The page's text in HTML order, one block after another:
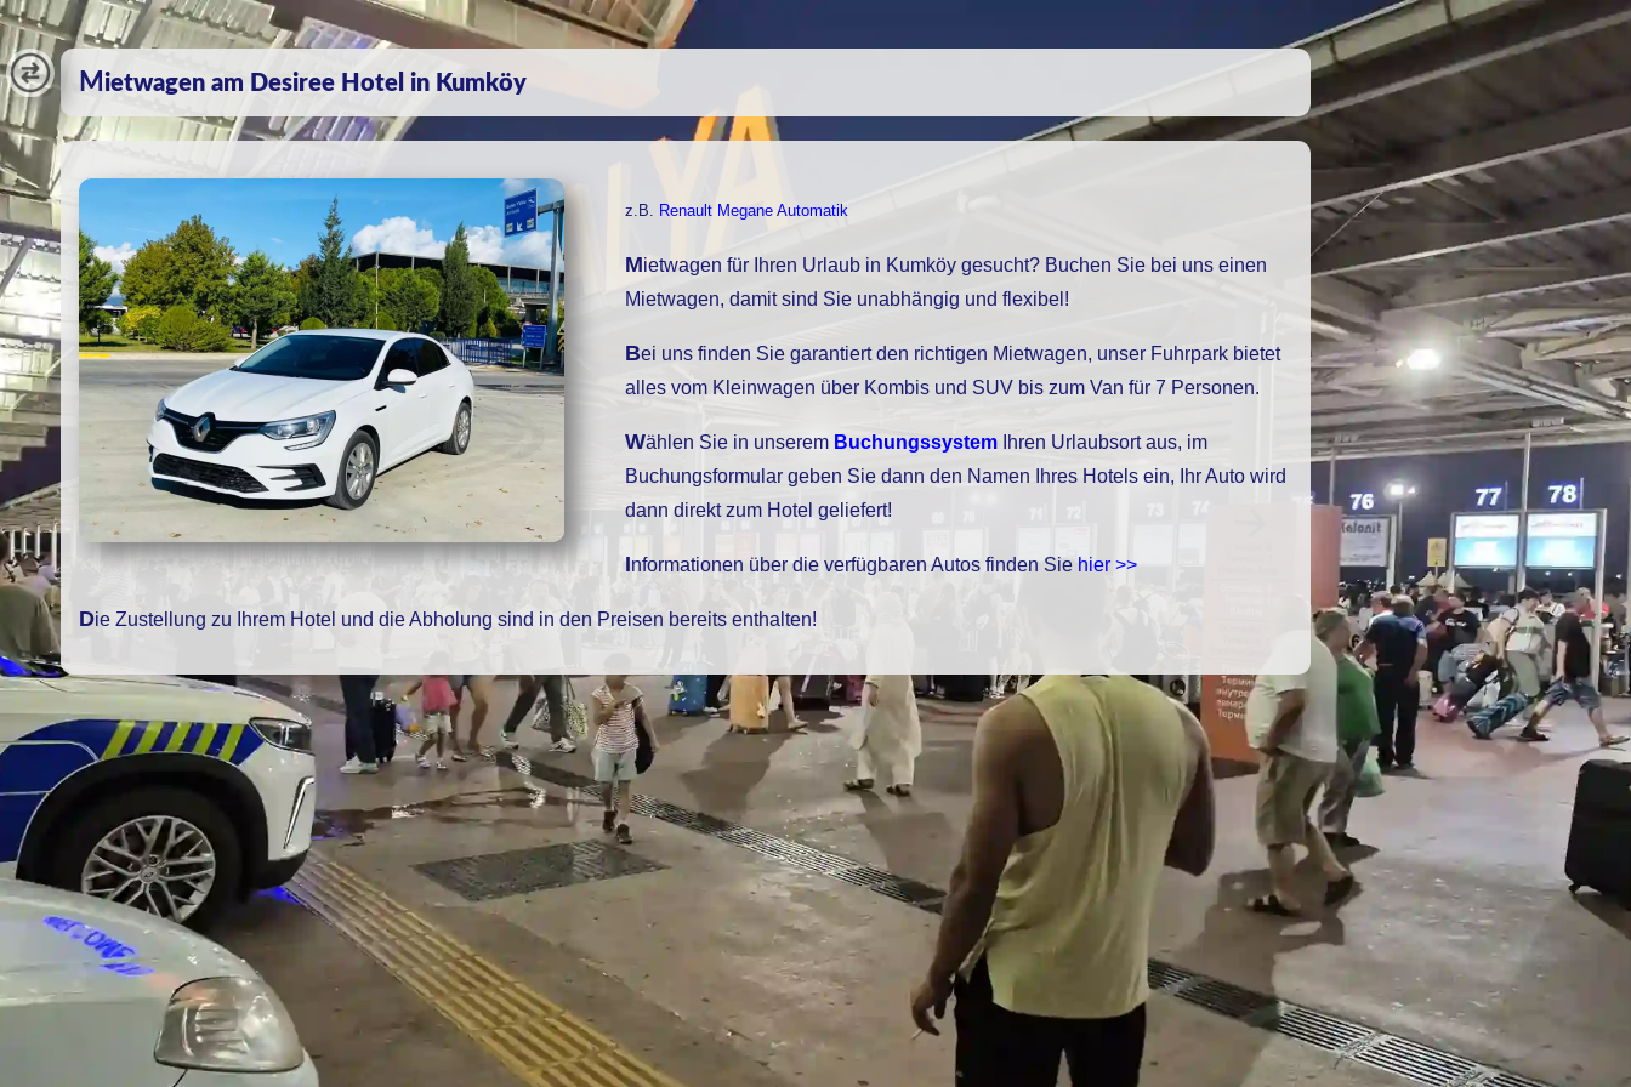
Mietwagen am Desiree Hotel in Kumköy
z.B. Renault Megane Automatik
Mietwagen für Ihren Urlaub in Kumköy gesucht? Buchen Sie bei uns einen
Mietwagen, damit sind Sie unabhängig und flexibel!
Bei uns finden Sie garantiert den richtigen Mietwagen, unser Fuhrpark bietet
alles vom Kleinwagen über Kombis und SUV bis zum Van für 7 Personen.
Wählen Sie in unserem Buchungssystem Ihren Urlaubsort aus, im
Buchungsformular geben Sie dann den Namen Ihres Hotels ein, Ihr Auto wird
dann direkt zum Hotel geliefert!
Informationen über die verfügbaren Autos finden Sie hier >>
Die Zustellung zu Ihrem Hotel und die Abholung sind in den Preisen bereits enthalten!